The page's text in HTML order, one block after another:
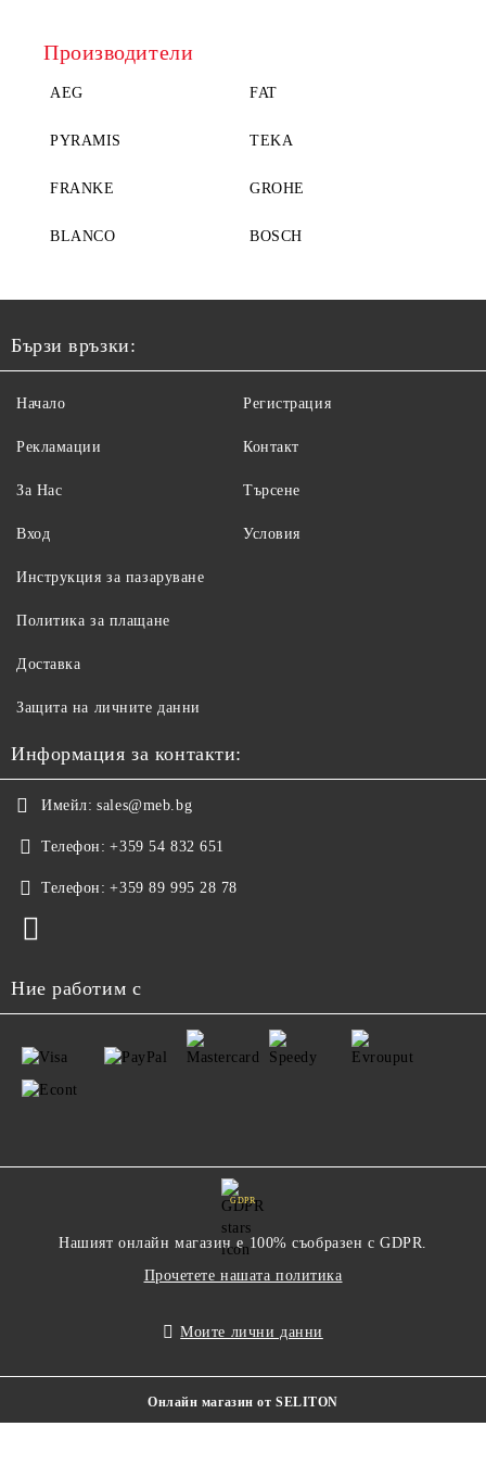
Производители
AEG FAT
PYRAMIS TEKA
FRANKE GROHE
BLANCO BOSCH
Бързи връзки:
Начало
Рекламации
За Нас
Вход
Регистрация
Контакт
Търсене
Условия
Инструкция за пазаруване
Политика за плащане
Доставка
Защита на личните данни
Информация за контакти:
Имейл: sales@meb.bg
Телефон: +359 54 832 651
Телефон: +359 89 995 28 78
Ние работим с
GDPR
Нашият онлайн магазин е 100% съобразен с GDPR.
Прочетете нашата политика
Моите лични данни
Онлайн магазин от SELITON